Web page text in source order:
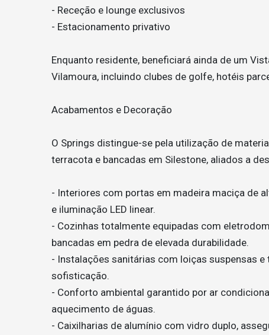
- Receção e lounge exclusivos
- Estacionamento privativo
Enquanto residente, beneficiará ainda de um
Vilamoura, incluindo clubes de golfe, hotéis
Acabamentos e Decoração
O Springs distingue-se pela utilização de
terracota e bancadas em Silestone, aliados a
- Interiores com portas em madeira maciça de
e iluminação LED linear.
- Cozinhas totalmente equipadas com
bancadas em pedra de elevada durabilidade.
- Instalações sanitárias com loiças suspensas
sofisticação.
- Conforto ambiental garantido por ar
aquecimento de águas.
- Caixilharias de alumínio com vidro duplo,